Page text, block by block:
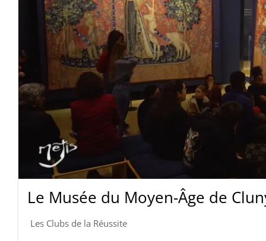
Le Musée du Moyen-Âge de
Les Clubs de la Réussite